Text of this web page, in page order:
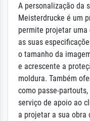
A personalização da
Meisterdrucke é um
permite projetar
as suas
o tamanho da
e acrescente a
moldura. Também
como passe-
serviço de apoio ao
a projetar a sua obra